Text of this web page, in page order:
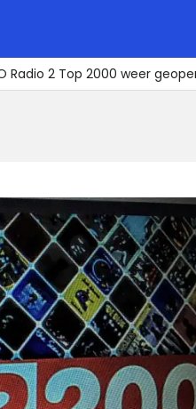
Radio 2 Top 2000 weer